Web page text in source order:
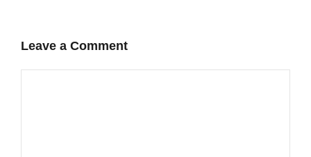
Leave a Comment